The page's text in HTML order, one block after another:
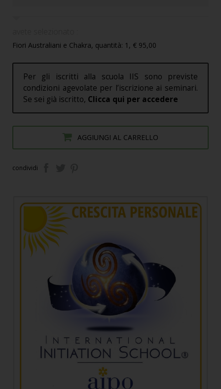
Fiori Australiani e Chakra, quantità: 1, € 95,00
Per gli iscritti alla scuola IIS sono previste
condizioni agevolate per l’iscrizione ai seminari.
Se sei già iscritto, Clicca qui per accedere
AGGIUNGI AL CARRELLO
condividi